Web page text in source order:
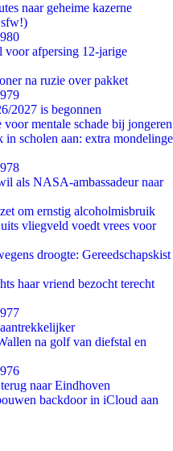
naar geheime kazerne
afpersing 12-jarige
na ruzie over pakket
2027 is begonnen
mentale schade bij jongeren
scholen aan: extra mondelinge
als NASA-ambassadeur naar
om ernstig alcoholmisbruik
vliegveld voedt vrees voor
droogte: Gereedschapskist
haar vriend bezocht terecht
na golf van diefstal en
naar Eindhoven
backdoor in iCloud aan